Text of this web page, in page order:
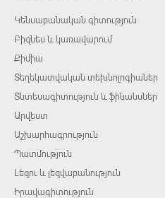
Կենսաբանական գիտություն
Բիզնես և կառավարում
Քիմիա
Տեղեկատվական տեխնոլոգիաներ
Տնտեսագիտություն և ֆինանսներ
Արվեստ
Աշխարհագրություն
Պատմություն
Լեզու և լեզվաբանություն
Իրավագիտություն